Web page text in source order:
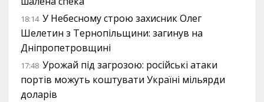
18:14 У Небесному строю захисник Олег
Шелетин з Тернопільщини: загинув на
Дніпропетровщині
17:48 Урожай під загрозою: російські атаки
портів можуть коштувати Україні мільярди
доларів